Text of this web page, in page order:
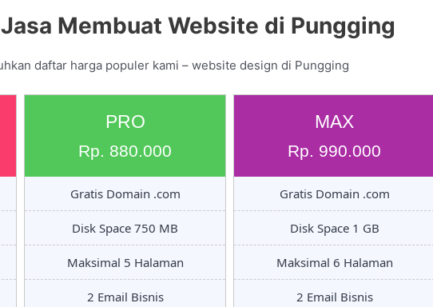
Membuat Website di Pungging
daftar harga populer kami – website design di Pungging
PRO
Rp. 880.000
Gratis Domain .com
Disk Space 750 MB
Maksimal 5 Halaman
2 Email Bisnis
MAX
Rp. 990.000
Gratis Domain .com
Disk Space 1 GB
Maksimal 6 Halaman
2 Email Bisnis